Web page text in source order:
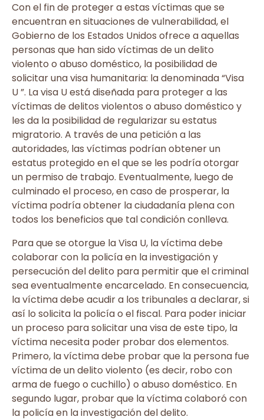
Con el fin de proteger a estas víctimas que se
encuentran en situaciones de vulnerabilidad, el
Gobierno de los Estados Unidos ofrece a aquellas
personas que han sido víctimas de un delito
violento o abuso doméstico, la posibilidad de
solicitar una visa humanitaria: la denominada “Visa
U ”. La visa U está diseñada para proteger a las
víctimas de delitos violentos o abuso doméstico y
les da la posibilidad de regularizar su estatus
migratorio. A través de una petición a las
autoridades, las víctimas podrían obtener un
estatus protegido en el que se les podría otorgar
un permiso de trabajo. Eventualmente, luego de
culminado el proceso, en caso de prosperar, la
víctima podría obtener la ciudadanía plena con
todos los beneficios que tal condición conlleva.
Para que se otorgue la Visa U, la víctima debe
colaborar con la policía en la investigación y
persecución del delito para permitir que el criminal
sea eventualmente encarcelado. En consecuencia,
la víctima debe acudir a los tribunales a declarar, si
así lo solicita la policía o el fiscal. Para poder iniciar
un proceso para solicitar una visa de este tipo, la
víctima necesita poder probar dos elementos.
Primero, la víctima debe probar que la persona fue
víctima de un delito violento (es decir, robo con
arma de fuego o cuchillo) o abuso doméstico. En
segundo lugar, probar que la víctima colaboró con
la policía en la investigación del delito.